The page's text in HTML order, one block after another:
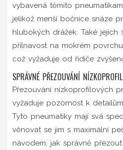
vybavená těmito
jelikož menší bočnice snáze
hlubokých drážek. Také jejich
přilnavost na mokrém
což vyžaduje od řidiče
SPRÁVNÉ PŘEZOUVÁNÍ
Přezouvání nízkoprofilových
vyžaduje pozornost k
Tyto pneumatiky mají svá
věnovat se jim s maximální
návodem, jak správně přezout